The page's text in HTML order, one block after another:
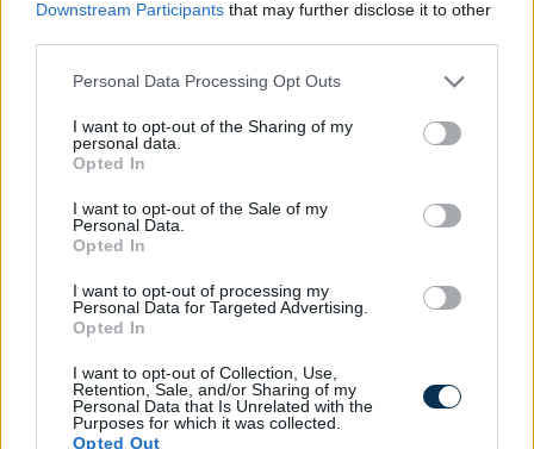
Downstream Participants that may further disclose it to other
Please note that this website/app uses one or more Google
not limited to your visit or usage behaviour. You may click to
grant or deny consent to Google and its third-party tags to
use your data for below specified purposes in below Google
consent section.
Personal Data Processing Opt Outs
I want to opt-out of the Sharing of my
personal data.
Opted In
I want to opt-out of the Sale of my
Personal Data.
Opted In
I want to opt-out of processing my
Personal Data for Targeted Advertising.
Opted In
I want to opt-out of Collection, Use,
Retention, Sale, and/or Sharing of my
Personal Data that Is Unrelated with the
Purposes for which it was collected.
Opted Out
És ezeket kiszámoltad már?